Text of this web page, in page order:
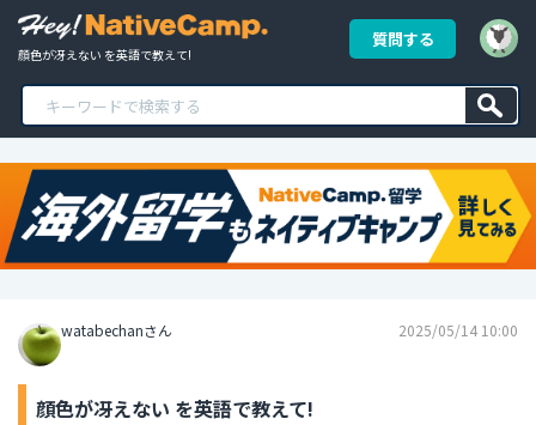
顔色が冴えない を英語で教えて!
質問する
watabechanさん 2025/05/14 10:00
顔色が冴えない を英語で教えて!